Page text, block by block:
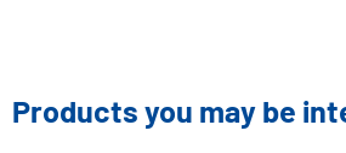
Products you may be